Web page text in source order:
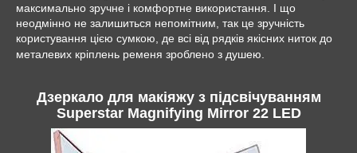
максимально зручне і комфортне використання. І що
неодмінно не залишиться непомітним, так це зручність
користування цією сумкою, де всі від рядків якісних ниток до
металевих кріплень ременя зроблено з душею.
Дзеркало для макіяжу з підсвічуванням
Superstar Magnifying Mirror 22 LED